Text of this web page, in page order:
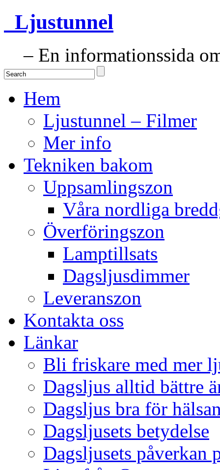
Ljustunnel
– En informationssida
Hem
Ljustunnel – Filmer
Mer info
Tekniken bakom
Uppsamlingszon
Våra nordliga
Överföringszon
Lamptillsats
Dagsljusdimmer
Leveranszon
Kontakta oss
Länkar
Bli friskare med mer
Dagsljus alltid bättre
Dagsljus bra för
Dagsljusets betydelse
Dagsljusets påverkan